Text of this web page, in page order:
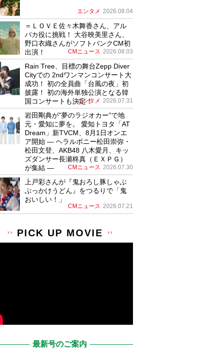
エンタメ 2026.08.04
＝ＬＯＶＥ佐々木舞香さん、アル
パカ役に挑戦！ 大谷映美里さん、
野口衣織さんがソフトバンクCM初
出演！
CMニュース 2026.08.03
Rain Tree、目標の舞台Zepp Diver
Cityでの 2ndワンマンコンサート大
成功！ 初の全員曲「台風の夜」初
披露！ 初の海外単独公演となる韓
国コンサートも決定！
エンタメ 2026.07.31
岩田剛典が”夢のラジオカー”で地
元・愛知に夢を。 愛知トヨタ「AT
Dream」新TVCM、8月1日オンエ
ア開始 ― ヘラルボニー松田崇弥・
松田文登、AKB48 八木愛月、キッ
ズダンサー長瀬柊真（ＥＸＰＧ）
が集結 ―
CMニュース 2026.07.30
上戸彩さんが『鬼おろし豚しゃぶ
ぶっかけうどん』をつるりで「鬼
おいしい！」
CMニュース 2026.07.21
PICK UP MOVIE
最新号のご案内